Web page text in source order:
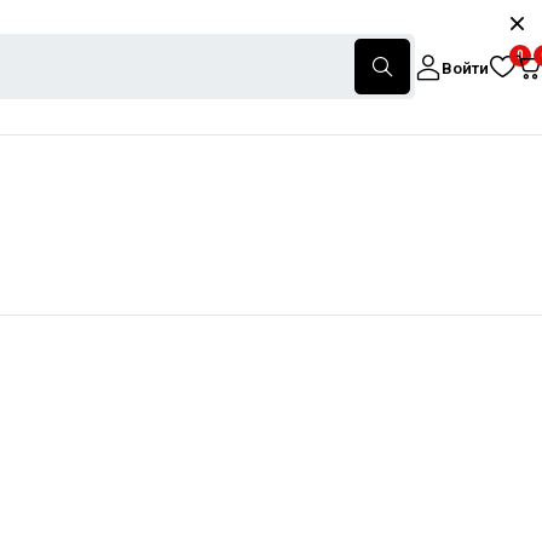
Войти
0